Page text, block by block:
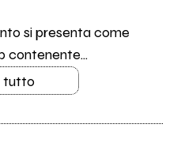
si presenta come
contenente...
tutto